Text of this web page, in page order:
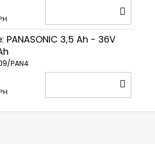
PANASONIC 3,5 Ah - 36V
PAN4